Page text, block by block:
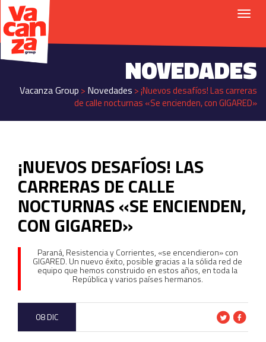
NOVEDADES
Vacanza Group > Novedades >¡Nuevos desafíos! Las carreras
de calle nocturnas «Se encienden, con GIGARED»
¡NUEVOS DESAFÍOS! LAS
CARRERAS DE CALLE
NOCTURNAS «SE ENCIENDEN,
CON GIGARED»
Paraná, Resistencia y Corrientes, «se encendieron» con
GIGARED. Un nuevo éxito, posible gracias a la sólida red de
equipo que hemos construido en estos años, en toda la
República y varios países hermanos.
08 DIC